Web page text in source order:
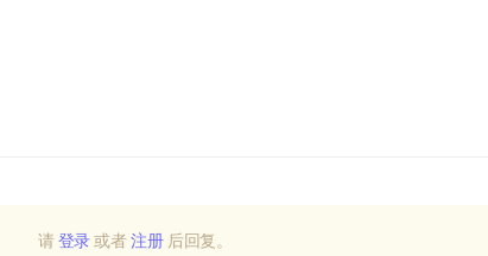
请登录或者注册后回复。